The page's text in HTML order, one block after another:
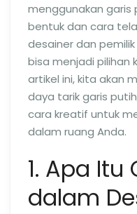
menggunakan
bentuk dan cara
desainer dan
bisa menjadi pilihan
artikel ini, kita akan
daya tarik garis
cara kreatif untuk
dalam ruang Anda.
1. Apa Itu
dalam